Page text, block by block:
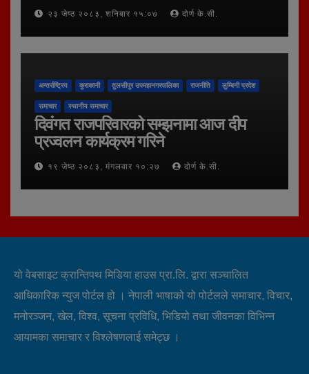
२३ जेष्ठ २०८३, शनिबार १५:०७ दोर्ण के.सी.
अन्तर्राष्ट्रिय कुराकानी तुलसीपुर उपमहानगरपालिका राजनीति लुम्बिनी प्रदेश
समाचार स्थानीय समाचार
दिवंगत राजपरिवारको सम्झनामा आज दीप
प्रज्वलन कार्यक्रम गरिने
१९ जेष्ठ २०८३, मंगलवार १०:२७ दोर्ण के.सी.
यो वेबसाइट क्रान्तिपथ मिडिया हाउस प्रा.लि. द्वारा सञ्चालित
आधिकारिक न्युज पोर्टल हो । नेपाली भाषाको यो पोर्टलले समाचार, विचार,
मनोरञ्जन, खेल, विश्व, सूचना प्रविधि, भिडियो तथा जीवनका विभिन्न
आयामका समाचार र विश्लेषणलाई समेट्छ ।